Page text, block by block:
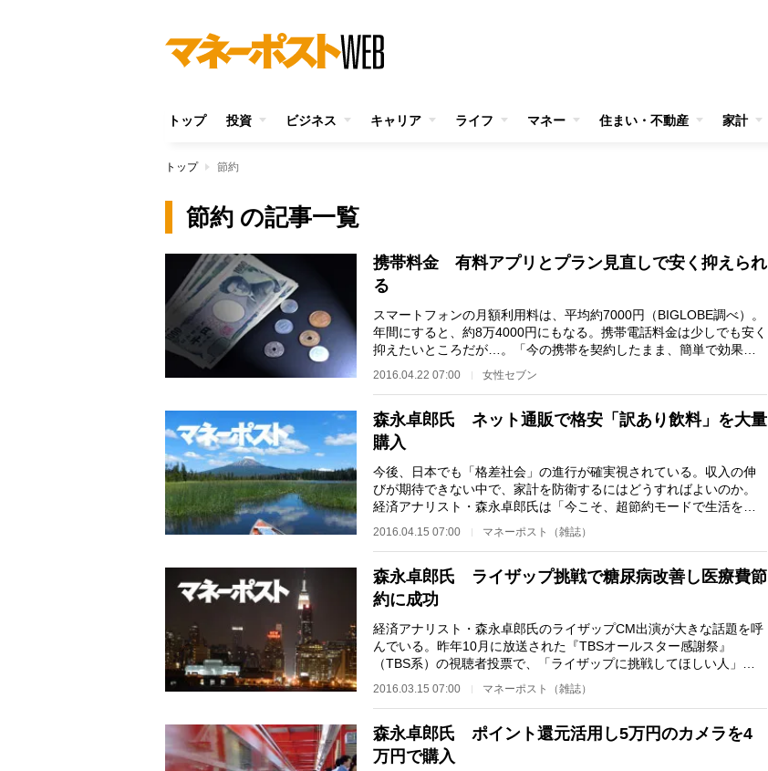
トップ 投資 ビジネス キャリア ライフ マネー 住まい・不動産 家計
トップ 節約
節約 の記事一覧
携帯料金 有料アプリとプラン見直しで安く抑えられ
る
スマートフォンの月額利用料は、平均約7000円（BIGLOBE調べ）。
年間にすると、約8万4000円にもなる。携帯電話料金は少しでも安く
抑えたいところだが…。「今の携帯を契約したまま、簡単で効果が
あるのが、月額費の有…
2016.04.22 07:00 女性セブン
森永卓郎氏 ネット通販で格安「訳あり飲料」を大量
購入
今後、日本でも「格差社会」の進行が確実視されている。収入の伸
びが期待できない中で、家計を防衛するにはどうすればよいのか。
経済アナリスト・森永卓郎氏は「今こそ、超節約モードで生活を防
2016.04.15 07:00 マネーポスト（雑誌）
森永卓郎氏 ライザップ挑戦で糖尿病改善し医療費節
約に成功
経済アナリスト・森永卓郎氏のライザップCM出演が大きな話題を呼
んでいる。昨年10月に放送された『TBSオールスター感謝祭』
（TBS系）の視聴者投票で、「ライザップに挑戦してほしい人」の1
位に選出された森永氏は、…
2016.03.15 07:00 マネーポスト（雑誌）
森永卓郎氏 ポイント還元活用し5万円のカメラを4
万円で購入